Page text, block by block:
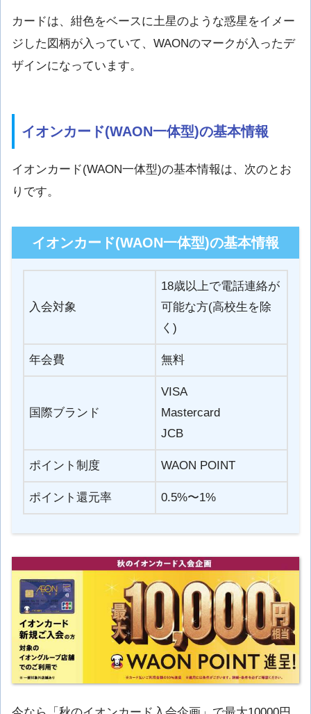
カードは、紺色をベースに土星のような惑星をイメー
ジした図柄が入っていて、WAONのマークが入ったデ
ザインになっています。
イオンカード(WAON一体型)の基本情報
イオンカード(WAON一体型)の基本情報は、次のとお
りです。
イオンカード(WAON一体型)の基本情報
入会対象
18歳以上で電話連絡が
可能な方(高校生を除
く)
年会費 無料
国際ブランド
VISA
Mastercard
JCB
ポイント制度 WAON POINT
ポイント還元率 0.5%〜1%